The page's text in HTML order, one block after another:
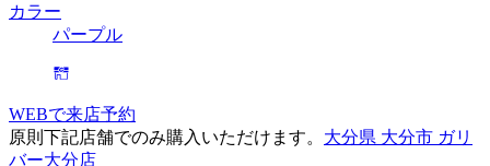
カラー
パープル
WEBで来店予約
原則下記店舗でのみ購入いただけます。 大分県 大分市 ガリ
バー大分店